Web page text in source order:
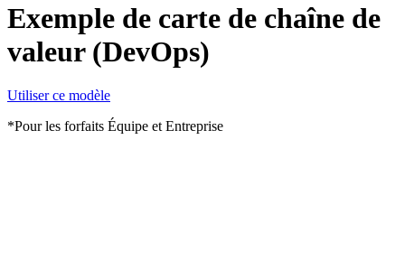
Exemple de carte de chaîne de
valeur (DevOps)
Utiliser ce modèle
*Pour les forfaits Équipe et Entreprise